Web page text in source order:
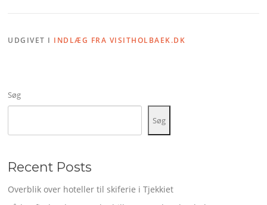
UDGIVET I INDLÆG FRA VISITHOLBAEK.DK
Søg
Søg
Recent Posts
Overblik over hoteller til skiferie i Tjekkiet